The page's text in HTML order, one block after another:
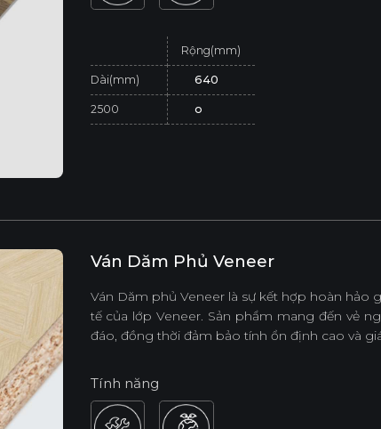
Rộng(mm)
Dài(mm) 640
2500 o
Ván Dăm Phủ Veneer
Ván Dăm phủ Veneer là sự kết hợp hoàn hảo
tế của lớp Veneer. Sản phẩm mang đến vẻ
đáo, đồng thời đảm bảo tính ổn định cao và
Tính năng